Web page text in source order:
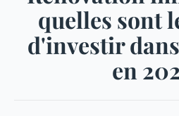
quelles sont
d'investir
en